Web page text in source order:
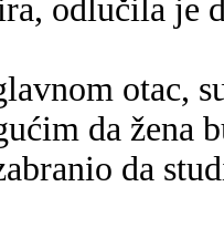
odlučila je
otac,
da žena
da